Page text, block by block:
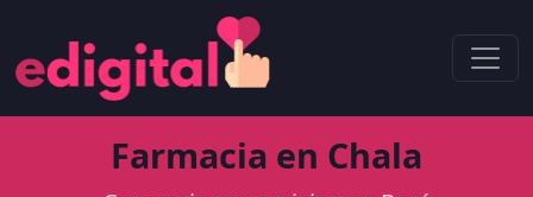
Farmacia en Chala